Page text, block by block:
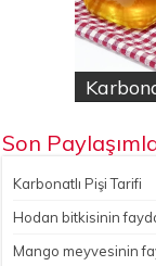
Hodan
Son
Karbonatlı Pişi Tarifi
Hodan bitkisinin
Mango meyvesinin